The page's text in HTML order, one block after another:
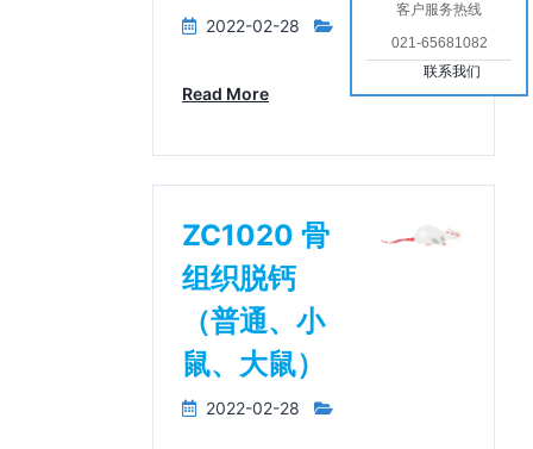
2022-02-28
Read More
ZC1020 骨
组织脱钙
（普通、小
鼠、大鼠）
2022-02-28
客户服务热线
021-65681082
联系我们